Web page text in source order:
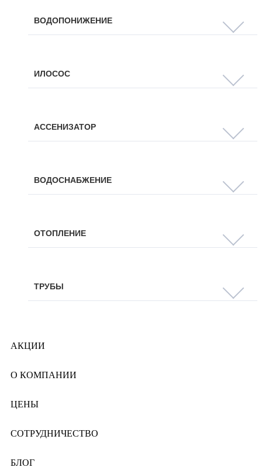
ВОДОПОНИЖЕНИЕ
ИЛОСОС
АССЕНИЗАТОР
ВОДОСНАБЖЕНИЕ
ОТОПЛЕНИЕ
ТРУБЫ
АКЦИИ
О КОМПАНИИ
ЦЕНЫ
СОТРУДНИЧЕСТВО
БЛОГ